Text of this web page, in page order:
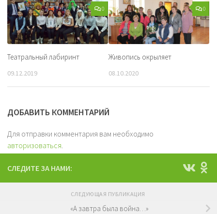
0
Театральный лабиринт
09.12.2019
0
Живопись окрыляет
08.10.2020
ДОБАВИТЬ КОММЕНТАРИЙ
Для отправки комментария вам необходимо
авторизоваться
СЛЕДИТЕ ЗА НАМИ:
СЛЕДУЮЩАЯ ПУБЛИКАЦИЯ
«А завтра была война…»